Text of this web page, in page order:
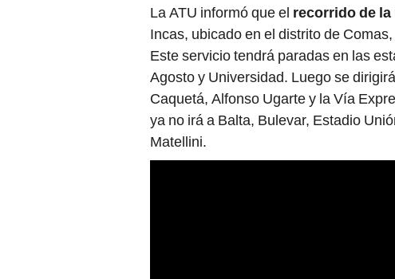
La ATU informó que el recorrido de la
Incas, ubicado en el distrito de
Este servicio tendrá paradas en las
Agosto y Universidad. Luego se
Caquetá, Alfonso Ugarte y la Vía
ya no irá a Balta, Bulevar, Estadio
Matellini.